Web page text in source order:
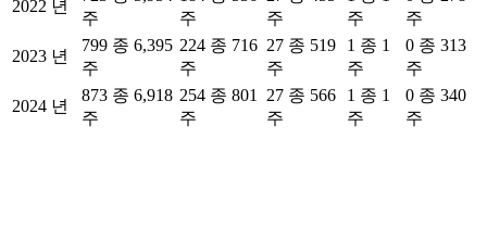
2022 년
주
주
주
주
주
2023 년
799 종 6,395
주
224 종 716
주
27 종 519
주
1 종 1
주
0 종 313
주
2024 년
873 종 6,918
주
254 종 801
주
27 종 566
주
1 종 1
주
0 종 340
주